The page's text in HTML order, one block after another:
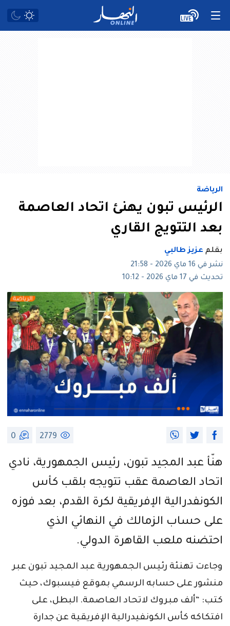
الرياضة
الرئيس تبون يهنئ اتحاد العاصمة
بعد التتويج القاري
بقلم عزيز طالبي
نشر في 16 ماي 2026 - 21:58
تحديث في 17 ماي 2026 - 10:12
2779
0
هنّأ عبد المجيد تبون، رئيس الجمهورية، نادي
اتحاد العاصمة عقب تتويجه بلقب كأس
الكونفدرالية الإفريقية لكرة القدم، بعد فوزه
على حساب الزمالك في النهائي الذي
احتضنه ملعب القاهرة الدولي.
وجاءت تهنئة رئيس الجمهورية عبد المجيد تبون عبر
منشور على حسابه الرسمي بموقع فيسبوك، حيث
كتب: “ألف مبروك لاتحاد العاصمة. البطل، على
افتكاكه كأس الكونفيدرالية الإفريقية عن جدارة